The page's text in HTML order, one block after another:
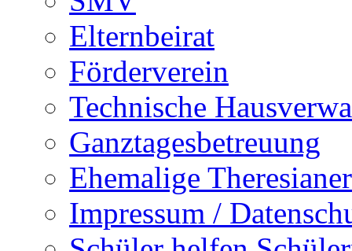
Elternbeirat
Förderverein
Technische
Ganztagesbetreuung
Ehemalige Theresianer
Impressum /